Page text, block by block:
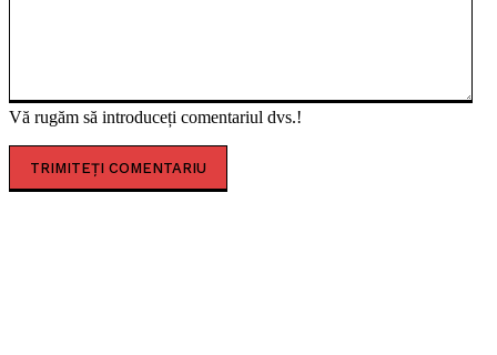
Vă rugăm să introduceți comentariul dvs.!